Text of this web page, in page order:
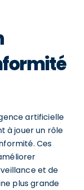
artificielle
à jouer un rôle
Ces
et de
plus grande